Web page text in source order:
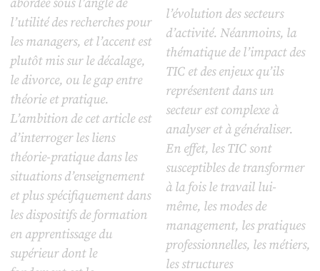
abordée sous l’angle de
l’utilité des recherches pour
les managers, et l’accent est
plutôt mis sur le décalage,
le divorce, ou le gap entre
théorie et pratique.
L’ambition de cet article est
d’interroger les liens
théorie-pratique dans les
situations d’enseignement
et plus spécifiquement dans
les dispositifs de formation
en apprentissage du
supérieur dont le
l’évolution des secteurs
d’activité. Néanmoins, la
thématique de l’impact des
TIC et des enjeux qu’ils
représentent dans un
secteur est complexe à
analyser et à généraliser.
En effet, les TIC sont
susceptibles de transformer
à la fois le travail lui-
même, les modes de
management, les pratiques
professionnelles, les métiers,
les structures